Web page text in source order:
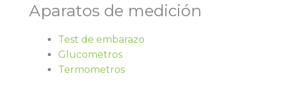
Aparatos de medición
Test de embarazo
Glucometros
Termometros